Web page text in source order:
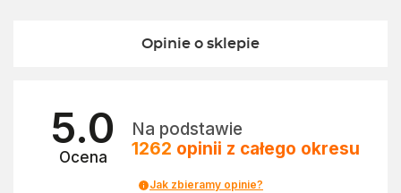
Opinie o sklepie
5.0
Ocena
Na podstawie
1262 opinii z całego okresu
Jak zbieramy opinie?